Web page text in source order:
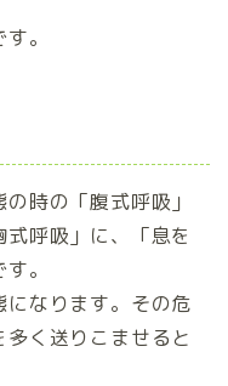
。
時の「腹式呼吸」
呼吸」に、「息を
。
なります。その危
く送りこませると